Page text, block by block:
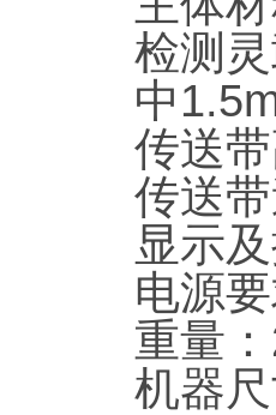
检测
中
传送
传送
显示
电源
重量
机器